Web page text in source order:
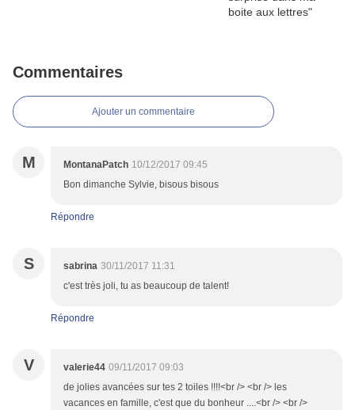
Commentaires
Ajouter un commentaire
M MontanaPatch 10/12/2017 09:45
Bon dimanche Sylvie, bisous bisous
Répondre
S sabrina 30/11/2017 11:31
c'est très joli, tu as beaucoup de talent!
Répondre
V valerie44 09/11/2017 09:03
de jolies avancées sur tes 2 toiles !!!!<br /> <br /> les
vacances en famille, c'est que du bonheur ....<br /> <br />